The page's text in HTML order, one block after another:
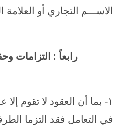
الاســـم التجاري أو العلامة
رابعاً : التزامات
۱- بما أن العقود لا تقوم
في التعامل فقد التزما